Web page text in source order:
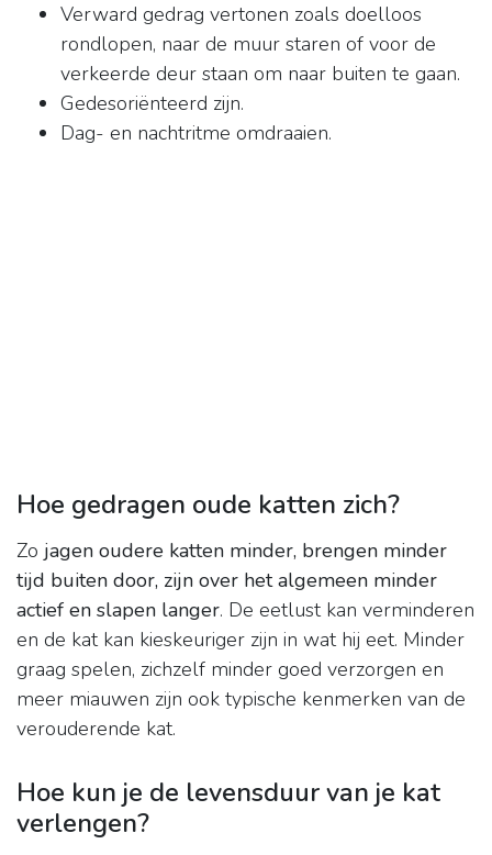
Verward gedrag vertonen zoals doelloos
rondlopen, naar de muur staren of voor de
verkeerde deur staan om naar buiten te gaan.
Gedesoriënteerd zijn.
Dag- en nachtritme omdraaien.
Hoe gedragen oude katten zich?
Zo jagen oudere katten minder, brengen minder
tijd buiten door, zijn over het algemeen minder
actief en slapen langer. De eetlust kan verminderen
en de kat kan kieskeuriger zijn in wat hij eet. Minder
graag spelen, zichzelf minder goed verzorgen en
meer miauwen zijn ook typische kenmerken van de
verouderende kat.
Hoe kun je de levensduur van je kat
verlengen?